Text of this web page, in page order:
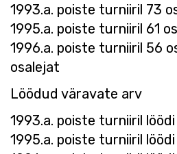
1993.a. poiste turniiril 73
1995.a. poiste turniiril 61
1996.a. poiste turniiril 56
osalejat
Löödud väravate arv
1993.a. poiste turniiril
1995.a. poiste turniiril